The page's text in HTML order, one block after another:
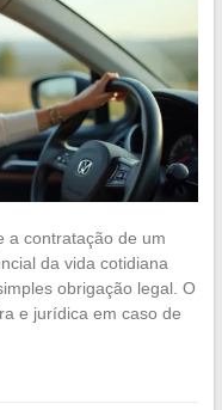
a contratação de um
da vida cotidiana
obrigação legal. O
e jurídica em caso de